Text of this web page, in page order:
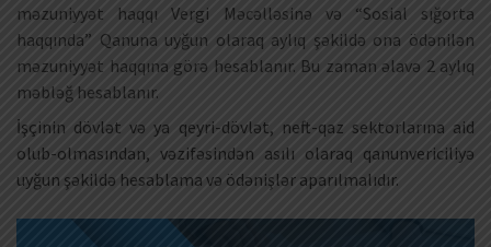
məzuniyyət haqqı Vergi Məcəlləsinə və “Sosial sığorta
haqqında” Qanuna uyğun olaraq aylıq şəkildə ona ödənilən
məzuniyyət haqqına görə hesablanır. Bu zaman əlavə 2 aylıq
məbləğ hesablanır.
İşçinin dövlət və ya qeyri-dövlət, neft-qaz sektorlarına aid
olub-olmasından, vəzifəsindən asılı olaraq qanunvericiliyə
uyğun şəkildə hesablama və ödənişlər aparılmalıdır.